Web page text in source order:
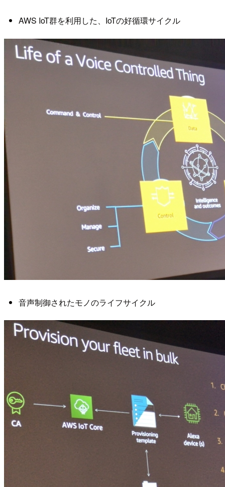
AWS IoT群を利用した、IoTの好循環サイクル
音声制御されたモノのライフサイクル